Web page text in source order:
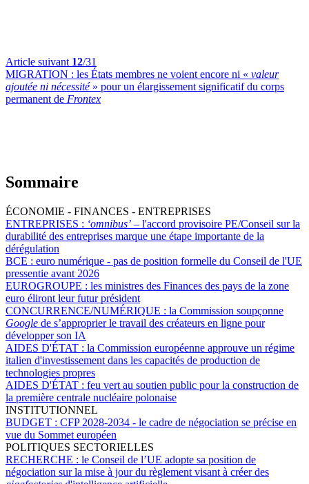
Article suivant 12/31
MIGRATION : les États membres ne voient encore ni « valeur
ajoutée ni nécessité » pour un élargissement significatif du corps
permanent de Frontex
Sommaire
ÉCONOMIE - FINANCES - ENTREPRISES
ENTREPRISES : ‘omnibus’ – l'accord provisoire PE/Conseil sur la
durabilité des entreprises marque une étape importante de la
dérégulation
BCE : euro numérique - pas de position formelle du Conseil de l'UE
pressentie avant 2026
EUROGROUPE : les ministres des Finances des pays de la zone
euro éliront leur futur président
CONCURRENCE/NUMÉRIQUE : la Commission soupçonne
Google de s’approprier le travail des créateurs en ligne pour
développer son IA
AIDES D'ÉTAT : la Commission européenne approuve un régime
italien d'investissement dans les capacités de production de
technologies propres
AIDES D'ÉTAT : feu vert au soutien public pour la construction de
la première centrale nucléaire polonaise
INSTITUTIONNEL
BUDGET : CFP 2028-2034 - le cadre de négociation se précise en
vue du Sommet européen
POLITIQUES SECTORIELLES
RECHERCHE : le Conseil de l’UE adopte sa position de
négociation sur la mise à jour du règlement visant à créer des